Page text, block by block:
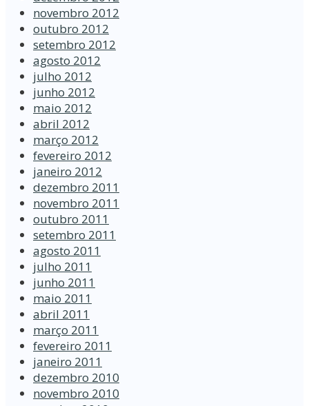
novembro 2012
outubro 2012
setembro 2012
agosto 2012
julho 2012
junho 2012
maio 2012
abril 2012
março 2012
fevereiro 2012
janeiro 2012
dezembro 2011
novembro 2011
outubro 2011
setembro 2011
agosto 2011
julho 2011
junho 2011
maio 2011
abril 2011
março 2011
fevereiro 2011
janeiro 2011
dezembro 2010
novembro 2010